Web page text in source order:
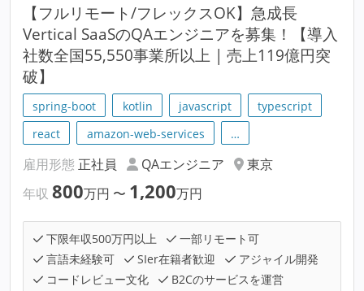
【フルリモート/フレックスOK】急成長
Vertical SaaSのQAエンジニアを募集！【導入
社数全国55,550事業所以上 | 売上119億円突
破】
spring-boot kotlin javascript
typescript
react
amazon-web-services …
雇用形態 正社員 QAエンジニア
東京
年収 800万円 〜 1,200万円
下限年収500万円以上
一部リモート可
言語未経験可
SIer在籍者歓迎
アジャイル開発
コードレビュー文化
B2Cのサービスを運営